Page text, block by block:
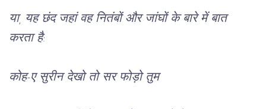
या, यह छंद जहां वह नितंबों और जांघों के बारे में बात
करता है:
कोह-ए सुरीन देखो तो सर फोड़ो तुम